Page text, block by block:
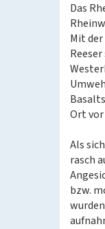
Das
Mit
Ort
Als
rasch
bzw.